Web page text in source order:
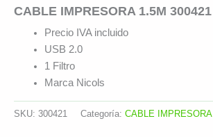
CABLE IMPRESORA 1.5M 300421
Precio IVA incluido
USB 2.0
1 Filtro
Marca Nicols
SKU: 300421 Categoría: CABLE IMPRESORA